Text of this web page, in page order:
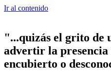
Ir al contenido
"...quizás el grito de
advertir la presencia
encubierto o